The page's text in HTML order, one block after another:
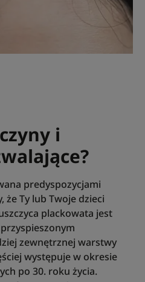
i
predyspozycjami
że Ty lub Twoje dzieci
plackowata jest
zewnętrznej warstwy
występuje w okresie
po 30. roku życia.